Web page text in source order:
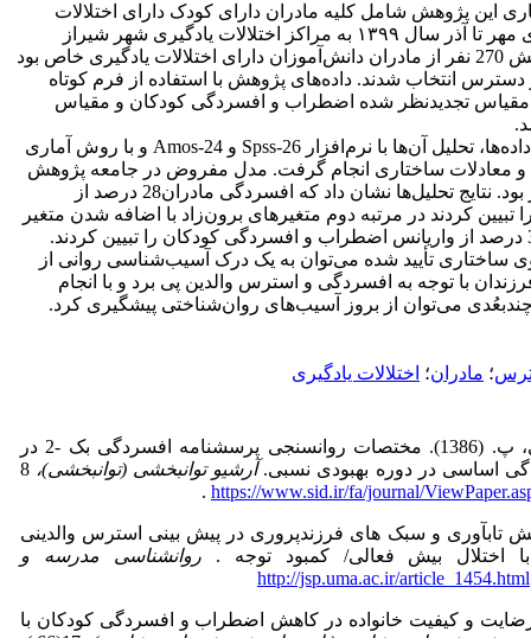
این پژوهش شامل کلیه مادران دارای کودک دارای اختلالات
یادگیری بودند کهدر ماه‌های مهر تا آذر سال ۱۳۹۹ به مراکز اختلالات یادگیری شهر شیراز
مراجعه کردند. نمونه پژوهش 270 نفر از مادران دانش‌آموزان دارای اختلالات یادگیری خاص بود
انتخاب شدند. داده‌های پژوهش با استفاده از فرم کوتاه
تجدیدنظر شده اضطراب و افسردگی کودکان و مقیاس
یافته ها: پس از جمع‌آوری داده‌ها، تحلیل آن‌ها با نرم‌افزار Spss-26 و Amos-24 و با روش آماری
معادلات ساختاری انجام گرفت. مدل مفروض در جامعه پژوهش
از برازندگی لازم برخوردار بود. نتایج تحلیل‌ها نشان داد که افسردگی مادران28 درصد از
تبیین کردند در مرتبه دوم متغیرهای برون‌زاد با اضافه شدن متغیر
ساختاری تأیید شده می‌توان به یک درک آسیب‌شناسی روانی از
با توجه به افسردگی و استرس والدین پی برد و با انجام
می‌توان از بروز آسیب‌های روان‌شناختی پیشگیری کرد.
؛ مادران؛ اختلالات یادگیری
دابسون، ک و محمدخانی، پ. (1386). مختصات روانسنجی پرسشنامه افسردگی بک -2 در
اساسی در دوره بهبودی نسبی.آرشیو توانبخشی (توانبخشی)، 8
https://www.sid.ir/fa/journal/
.
فرد، ا. (1400). نقش تاب­آوری و سبک­ های فرزندپروری در پیش بینی استرس والدینی
اختلال بیش ­فعالی/ کمبود توجه .روانشناسی مدرسه و
http://jsp.uma.ac.ir/article_1454.html
نقش رضایت و کیفیت خانواده در کاهش اضطراب و افسردگی کودکان با